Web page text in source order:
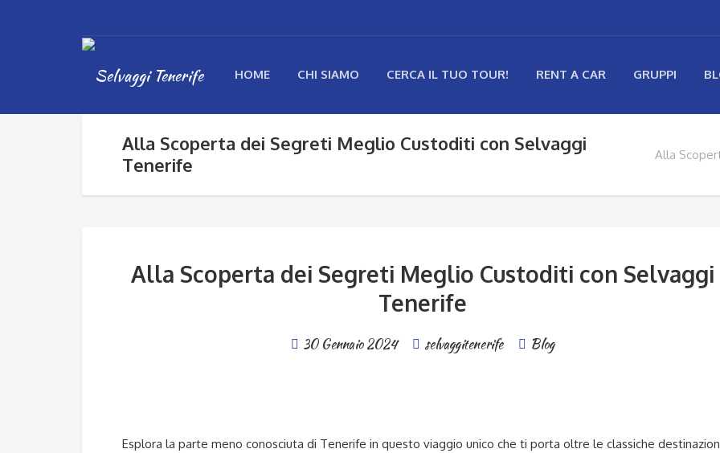
HOME CHI SIAMO CERCA IL TUO TOUR! RENT A CAR GRUPPI
Alla Scoperta dei Segreti Meglio Custoditi con Selvaggi
Tenerife
Alla
Alla Scoperta dei Segreti Meglio Custoditi con Selvaggi
Tenerife
30 Gennaio 2024 selvaggitenerife Blog
Esplora la parte meno conosciuta di Tenerife in questo viaggio unico che ti porta oltre le classiche